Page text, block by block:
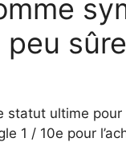
ultime
1 / 10e pour